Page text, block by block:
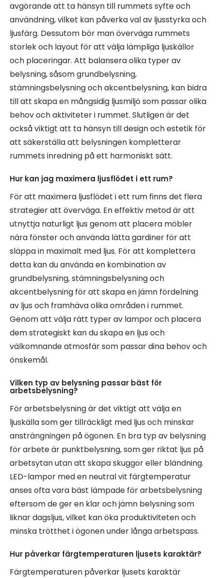
avgörande att ta hänsyn till rummets syfte och
användning, vilket kan påverka val av ljusstyrka och
ljusfärg. Dessutom bör man överväga rummets
storlek och layout för att välja lämpliga ljuskällor
och placeringar. Att balansera olika typer av
belysning, såsom grundbelysning,
stämningsbelysning och akcentbelysning, kan bidra
till att skapa en mångsidig ljusmiljö som passar olika
behov och aktiviteter i rummet. Slutligen är det
också viktigt att ta hänsyn till design och estetik för
att säkerställa att belysningen kompletterar
rummets inredning på ett harmoniskt sätt.
Hur kan jag maximera ljusflödet i ett rum?
För att maximera ljusflödet i ett rum finns det flera
strategier att överväga. En effektiv metod är att
utnyttja naturligt ljus genom att placera möbler
nära fönster och använda lätta gardiner för att
släppa in maximalt med ljus. För att komplettera
detta kan du använda en kombination av
grundbelysning, stämningsbelysning och
akcentbelysning för att skapa en jämn fördelning
av ljus och framhäva olika områden i rummet.
Genom att välja rätt typer av lampor och placera
dem strategiskt kan du skapa en ljus och
välkomnande atmosfär som passar dina behov och
önskemål.
Vilken typ av belysning passar bäst för
arbetsbelysning?
För arbetsbelysning är det viktigt att välja en
ljuskälla som ger tillräckligt med ljus och minskar
ansträngningen på ögonen. En bra typ av belysning
för arbete är punktbelysning, som ger riktat ljus på
arbetsytan utan att skapa skuggor eller bländning.
LED-lampor med en neutral vit färgtemperatur
anses ofta vara bäst lämpade för arbetsbelysning
eftersom de ger en klar och jämn belysning som
liknar dagsljus, vilket kan öka produktiviteten och
minska trötthet i ögonen under långa arbetspass.
Hur påverkar färgtemperaturen ljusets karaktär?
Färgtemperaturen påverkar ljusets karaktär